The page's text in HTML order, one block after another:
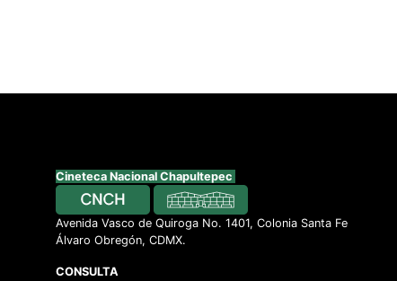
Cineteca Nacional Chapultepec
Avenida Vasco de Quiroga No. 1401, Colonia Santa Fe
Álvaro Obregón, CDMX.
CONSULTA